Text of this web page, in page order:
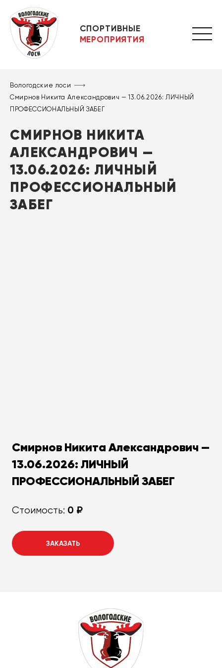
СПОРТИВНЫЕ
МЕРОПРИЯТИЯ
Вологодские лоси
Смирнов Никита Александрович — 13.06.2026: ЛИЧНЫЙ
ПРОФЕССИОНАЛЬНЫЙ ЗАБЕГ
СМИРНОВ НИКИТА
АЛЕКСАНДРОВИЧ —
13.06.2026: ЛИЧНЫЙ
ПРОФЕССИОНАЛЬНЫЙ
ЗАБЕГ
Смирнов Никита Александрович —
13.06.2026: ЛИЧНЫЙ
ПРОФЕССИОНАЛЬНЫЙ ЗАБЕГ
Стоимость: 0 ₽
ЗАКАЗАТЬ